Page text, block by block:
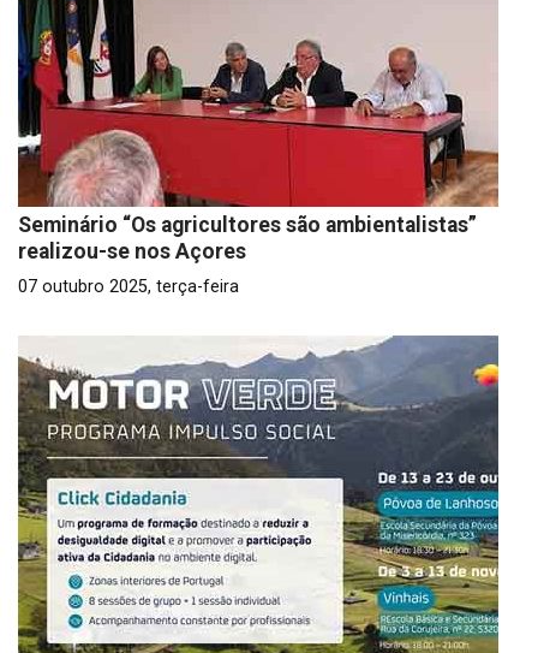
Seminário “Os agricultores são ambientalistas”
realizou-se nos Açores
07 outubro 2025, terça-feira